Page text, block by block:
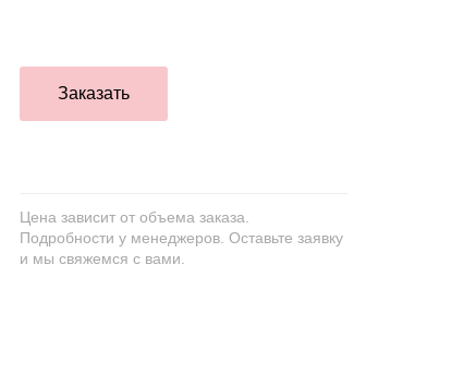
Заказать
Цена зависит от объема заказа.
Подробности у менеджеров. Оставьте заявку
и мы свяжемся с вами.